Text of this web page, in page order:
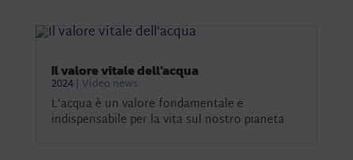
Il valore vitale dell’acqua
2024| Video news
L’acqua è un valore fondamentale e
indispensabile per la vita sul nostro pianeta